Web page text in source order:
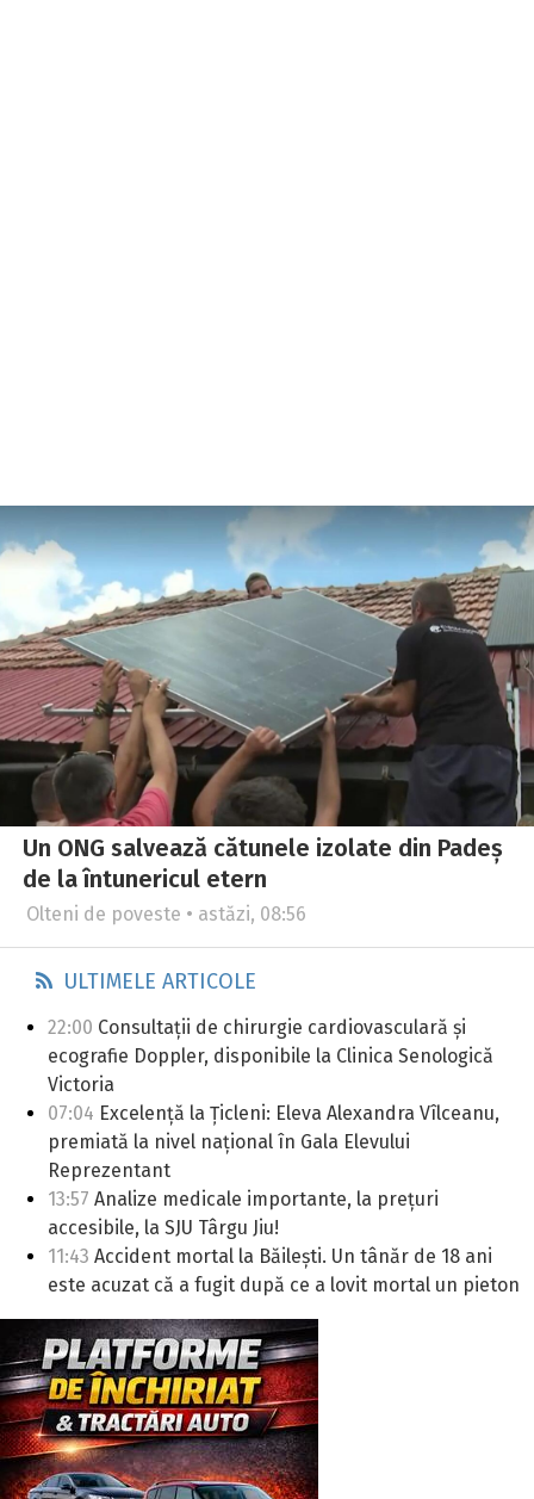
Un ONG salvează cătunele izolate din Padeș
de la întunericul etern
Olteni de poveste • astăzi, 08:56
ULTIMELE ARTICOLE
22:00 Consultații de chirurgie cardiovasculară și
ecografie Doppler, disponibile la Clinica Senologică
Victoria
07:04 Excelență la Țicleni: Eleva Alexandra Vîlceanu,
premiată la nivel național în Gala Elevului
Reprezentant
13:57 Analize medicale importante, la prețuri
accesibile, la SJU Târgu Jiu!
11:43 Accident mortal la Băilești. Un tânăr de 18 ani
este acuzat că a fugit după ce a lovit mortal un pieton